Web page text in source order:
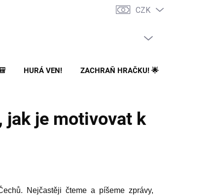
CZK
HURÁ VEN! ZACHRAŇ HRAČKU! 🌟
jak je motivovat k
Nejčastěji čteme a píšeme zprávy,